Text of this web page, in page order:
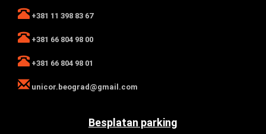
+381 11 398 83 67
+381 66 804 98 00
+381 66 804 98 01
unicor.beograd@gmail.com
Besplatan parking